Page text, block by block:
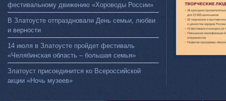
фестивальному движению «Хороводы России»
В Златоусте отпраздновали День семьи, любви
и верности
14 июля в Златоусте пройдет фестиваль
«Челябинская область – большая семья»
Златоуст присоединится ко Всероссийской
акции «Ночь музеев»